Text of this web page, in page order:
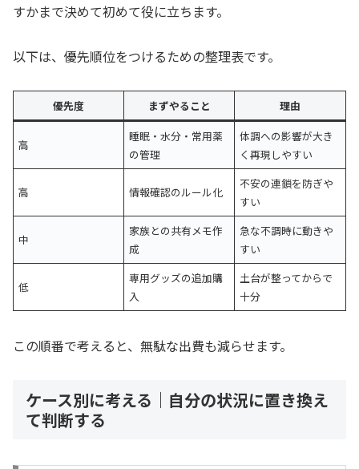
すかまで決めて初めて役に立ちます。
以下は、優先順位をつけるための整理表です。
優先度 まずやること 理由
高
睡眠・水分・常用薬
の管理
体調への影響が大き
く再現しやすい
高 情報確認のルール化
不安の連鎖を防ぎや
すい
中
家族との共有メモ作
成
急な不調時に動きや
すい
低
専用グッズの追加購
入
土台が整ってからで
十分
この順番で考えると、無駄な出費も減らせます。
ケース別に考える｜自分の状況に置き換え
て判断する